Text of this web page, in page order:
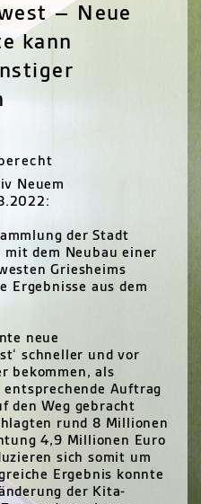
– Neue
kann
Neuem
der Stadt
dem Neubau einer
Griesheims
Ergebnisse aus dem
neue
schneller und vor
bekommen, als
Auftrag
den Weg gebracht
rund 8 Millionen
4,9 Millionen Euro
sich somit um
Ergebnis konnte
der Kita-